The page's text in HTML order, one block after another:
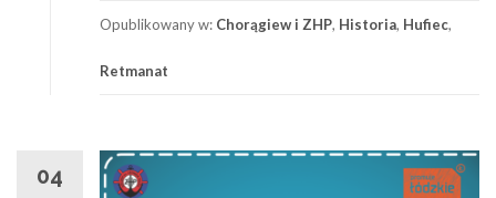
Opublikowany w: Chorągiew i ZHP, Historia, Hufiec,
Retmanat
04